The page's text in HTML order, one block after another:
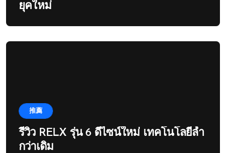
ยุคใหม่
推薦
รีวิว RELX รุ่น 6 ดีไซน์ใหม่ เทคโนโลยีล้ำ
กว่าเดิม